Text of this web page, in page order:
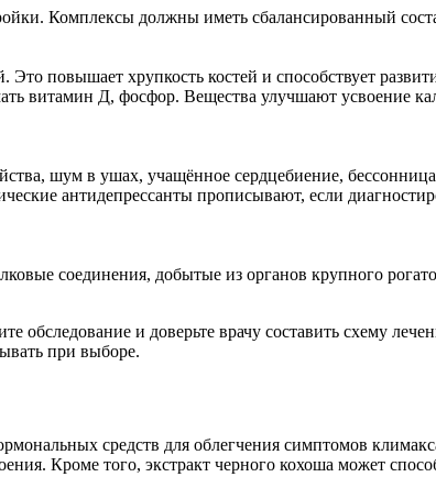
Комплексы должны иметь сбалансированный
повышает хрупкость костей и способствует
витамин Д, фосфор. Вещества улучшают усвоение
шум в ушах, учащённое сердцебиение,
антидепрессанты прописывают, если
соединения, добытые из органов крупного
и доверьте врачу составить схему
при выборе.
средств для облегчения симптомов
Кроме того, экстракт черного кохоша может